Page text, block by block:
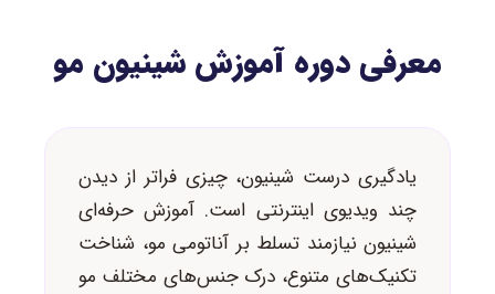
معرفی دوره آموزش شینیون مو
یادگیری درست شینیون، چیزی فراتر از دیدن
چند ویدیوی اینترنتی است. آموزش حرفه‌ای
شینیون نیازمند تسلط بر آناتومی مو، شناخت
تکنیک‌های متنوع، درک جنس‌های مختلف مو